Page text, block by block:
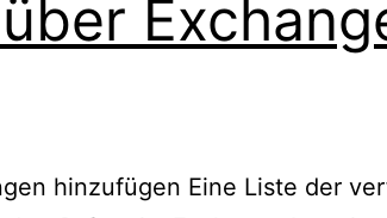
hinzufügen Eine Liste der